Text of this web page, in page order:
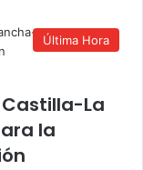
Última Hora
Castilla-La
la